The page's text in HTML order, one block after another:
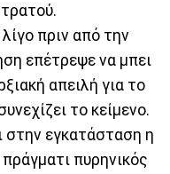
πριν από την
επέτρεψε να μπει
απειλή για το
το κείμενο.
στην εγκατάσταση η
πυρηνικός